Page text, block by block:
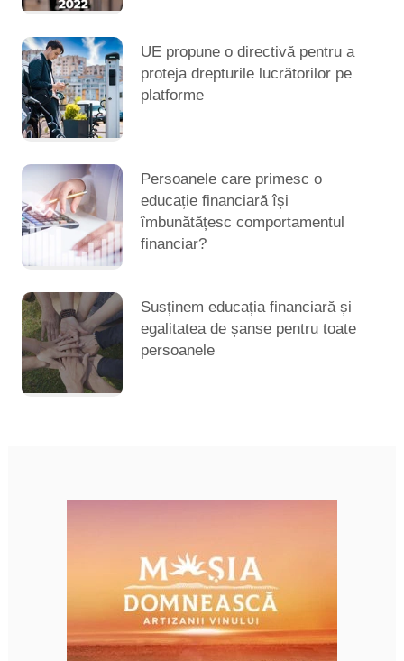
UE propune o directivă pentru a
proteja drepturile lucrătorilor pe
platforme
Persoanele care primesc o
educație financiară își
îmbunătățesc comportamentul
financiar?
Susținem educația financiară și
egalitatea de șanse pentru toate
persoanele